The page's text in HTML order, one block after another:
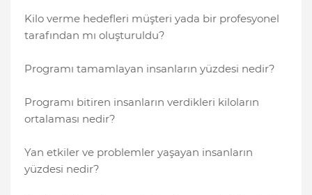
Kilo verme hedefleri müşteri yada bir profesyonel
tarafından mı oluşturuldu?
Programı tamamlayan insanların yüzdesi nedir?
Programı bitiren insanların verdikleri kiloların
ortalaması nedir?
Yan etkiler ve problemler yaşayan insanların
yüzdesi nedir?